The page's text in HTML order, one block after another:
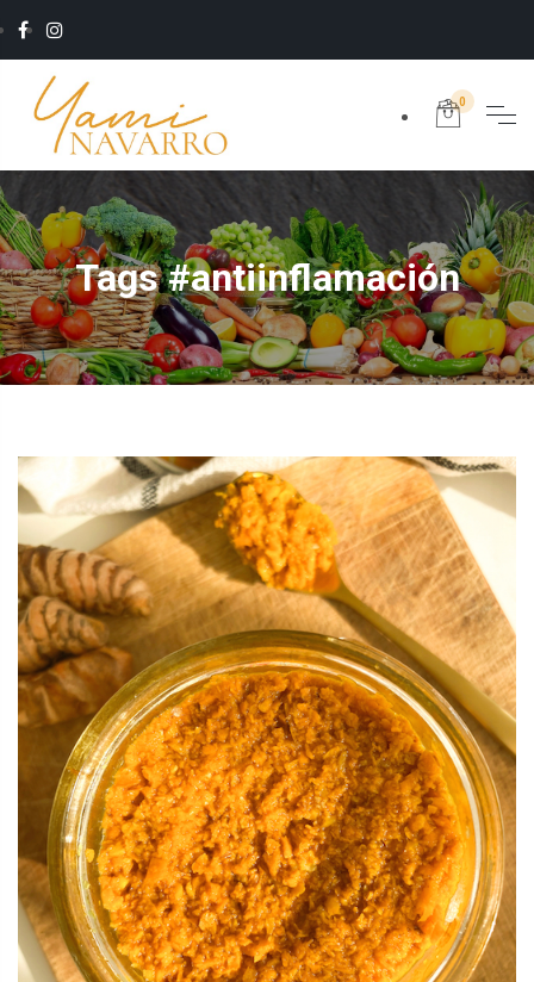
0
Tags #antiinflamación